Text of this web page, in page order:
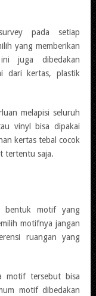
pada setiap
yang memberikan
juga dibedakan
dari kertas, plastik
melapisi seluruh
vinyl bisa dipakai
kertas tebal cocok
tertentu saja.
bentuk motif yang
motifnya jangan
ruangan yang
motif tersebut bisa
motif dibedakan